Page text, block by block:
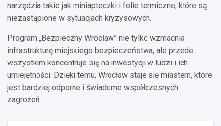
narzędzia takie jak miniapteczki i folie termiczne, które są
niezastąpione w sytuacjach kryzysowych.
Program „Bezpieczny Wrocław” nie tylko wzmacnia
infrastrukturę miejskiego bezpieczeństwa, ale przede
wszystkim koncentruje się na inwestycji w ludzi i ich
umiejętności. Dzięki temu, Wrocław staje się miastem, które
jest bardziej odporne i świadome współczesnych
zagrożeń.